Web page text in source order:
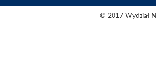
© 2017 Wydział